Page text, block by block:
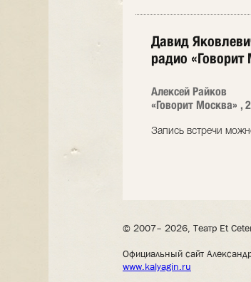
Давид
радио «Говорит
Алексей Райков
«Говорит Москва» ,
Запись встречи
© 2007– 2026, Театр Et
Официальный сайт
www.kalyagin.ru